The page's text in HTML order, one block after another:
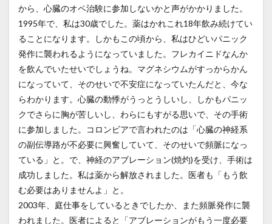
から、心臓のオペ治験に参加しないかと声がかかりました。
1995年で、私は30歳でした。薬はかれこれ18年飲み続けてい
ることになります。しかもこの頃から、私はひどいパニック
発作に襲われるようになっていました。フレカイニドなんか
を飲んでいたせいでしょうね。マグネシウムがすっからかん
になっていて、そのせいで不安症になっていたんだと、今な
らわかります。心臓の動悸がうっとうしいし、しかもパニッ
クでさらに胸が苦しいし、わらにもすがる思いで、その手術
に参加しました。コロンビアで言われたのは「心臓の神経系
の副伝導路が不必要に興奮していて、そのせいで頻脈になっ
ている」と。で、神経のアブレーション(焼灼)を受け、手術は
成功しました。私は薬から解放されました。医者も「もう飲
む必要はありませんよ」と。
2003年、庭仕事をしているときでしたか、また頻脈発作に襲
われました。医者によると「アブレーションがもう一度必要